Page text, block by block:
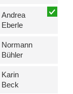
Andrea
Eberle
Normann
Bühler
Karin
Beck